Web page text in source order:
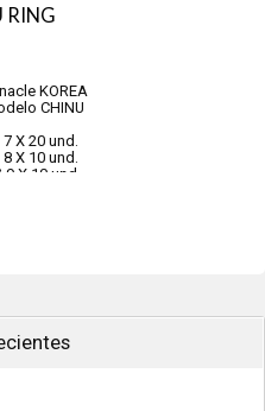
RING
KOREA
CHINU
X 20 und.
X 10 und.
9 X 10 und